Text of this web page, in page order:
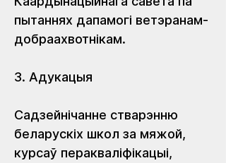
пытаннях дапамогі ветэранам-
добраахвотнікам.
3. Адукацыя
Садзейнічанне стварэнню
беларускіх школ за мяжой,
курсаў перакваліфікацыі,